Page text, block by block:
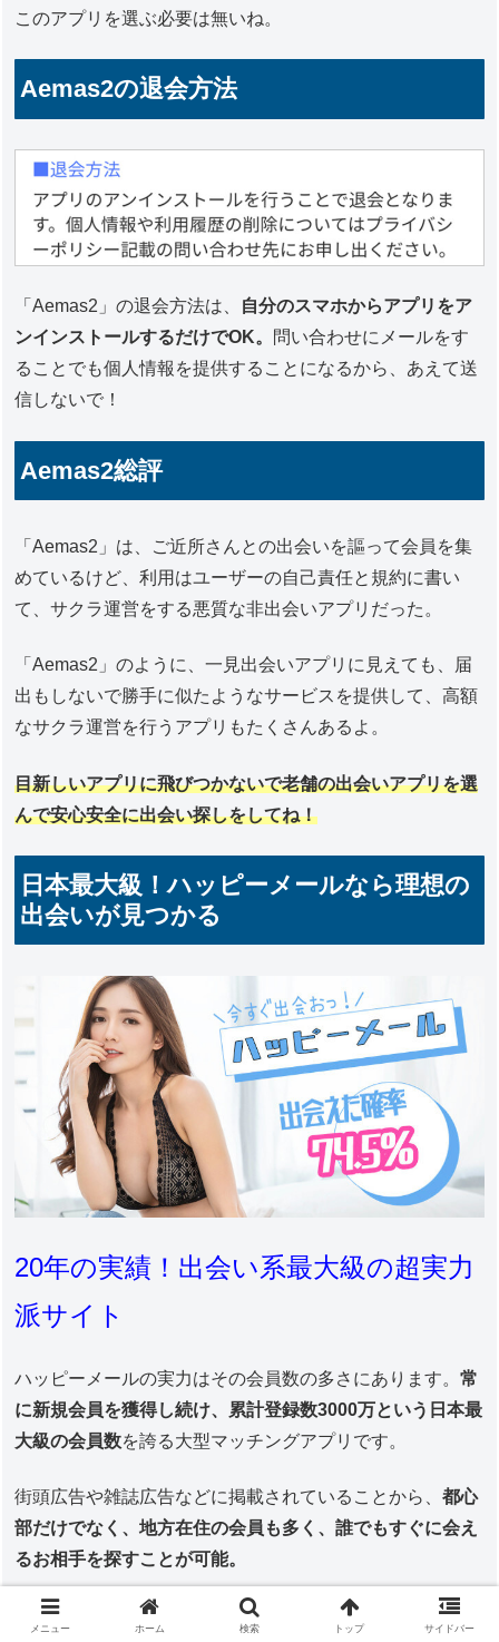
このアプリを選ぶ必要は無いね。
Aemas2の退会方法
「Aemas2」の退会方法は、
自分のスマホからアプリをア
ンインストールするだけでOK。
問い合わせにメールをす
ることでも個人情報を提供することになるから、あえて送
信しないで！
Aemas2総評
「Aemas2」は、ご近所さんとの出会いを謳って会員を集
めているけど、利用はユーザーの自己責任と規約に書い
て、サクラ運営をする悪質な非出会いアプリだった。
「Aemas2」のように、一見出会いアプリに見えても、届
出もしないで勝手に似たようなサービスを提供して、高額
なサクラ運営を行うアプリもたくさんあるよ。
目新しいアプリに飛びつかないで老舗の出会いアプリを選
んで安心安全に出会い探しをしてね！
日本最大級！ハッピーメールなら理想の
出会いが見つかる
20年の実績！出会い系最大級の超実力
派サイト
ハッピーメールの実力はその会員数の多さにあります。常
に新規会員を獲得し続け、累計登録数3000万という日本最
大級の会員数を誇る大型マッチングアプリです。
街頭広告や雑誌広告などに掲載されていることから、都心
部だけでなく、地方在住の会員も多く、誰でもすぐに会え
るお相手を探すことが可能。
メニュー ホーム 検索 トップ サイドバー